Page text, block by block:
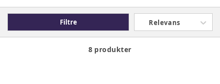
de små ben bliver trætte af at gå, så kan barnet stille sig op
på brættet og få et lille hvil. Her står barnet godt og sikkert
uden at være i vejen for dig. Så undgår du et utilfreds barn,
Filtre Relevans
8 produkter